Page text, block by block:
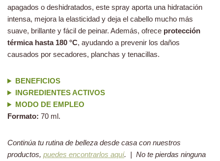
apagados o deshidratados, este spray aporta una hidratación
intensa, mejora la elasticidad y deja el cabello mucho más
suave, brillante y fácil de peinar. Además, ofrece protección
térmica hasta 180 °C, ayudando a prevenir los daños
causados por secadores, planchas y tenacillas.
BENEFICIOS
INGREDIENTES ACTIVOS
MODO DE EMPLEO
Formato: 70 ml.
Continúa tu rutina de belleza desde casa con nuestros
productos, puedes encontrarlos aquí. | No te pierdas ninguna